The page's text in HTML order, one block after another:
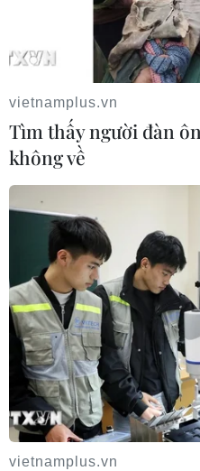
Áp thấp nhiệt đới đã suy
thấp
08/08/2026 14:19
Trung Quốc nâng mức
Dolphin
08/08/2026 07:10
vietnamplus.vn
Tìm thấy người đàn
không về
vietnamplus.vn